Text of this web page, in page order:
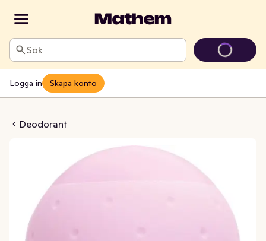
Sök
Logga in Skapa konto
Deodorant
On Happyful 48h